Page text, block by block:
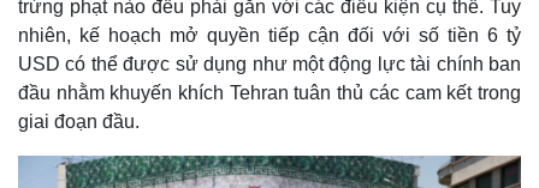
trừng phạt nào đều phải gắn với các điều kiện cụ thể. Tuy
nhiên, kế hoạch mở quyền tiếp cận đối với số tiền 6 tỷ
USD có thể được sử dụng như một động lực tài chính ban
đầu nhằm khuyến khích Tehran tuân thủ các cam kết trong
giai đoạn đầu.